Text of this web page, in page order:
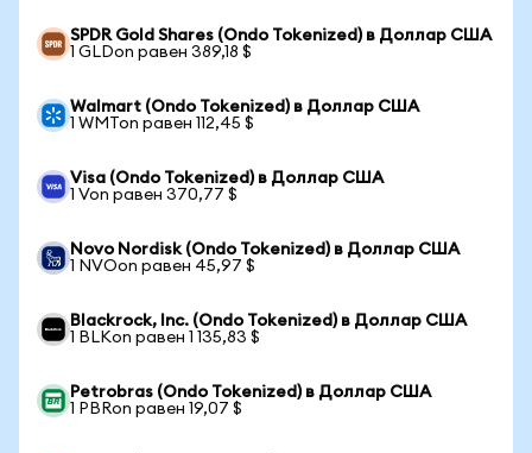
SPDR Gold Shares (Ondo Tokenized) в Доллар США
1 GLDon равен 389,18 $
Walmart (Ondo Tokenized) в Доллар США
1 WMTon равен 112,45 $
Visa (Ondo Tokenized) в Доллар США
1 Von равен 370,77 $
Novo Nordisk (Ondo Tokenized) в Доллар США
1 NVOon равен 45,97 $
Blackrock, Inc. (Ondo Tokenized) в Доллар США
1 BLKon равен 1 135,83 $
Petrobras (Ondo Tokenized) в Доллар США
1 PBRon равен 19,07 $